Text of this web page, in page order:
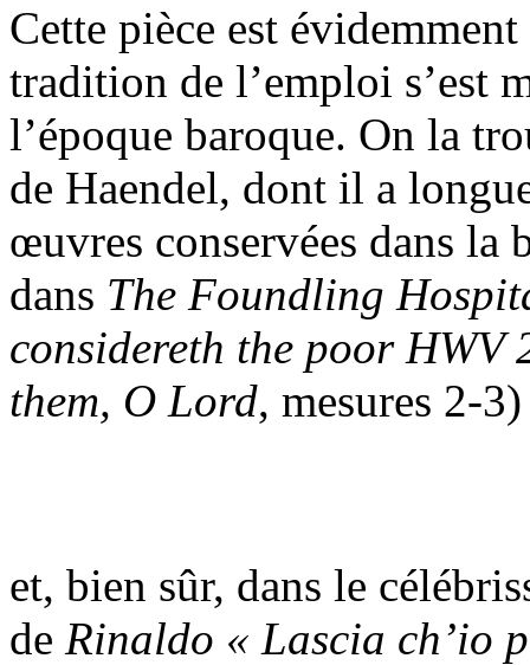
Cette pièce est
tradition de l’emploi s’est
l’époque baroque. On la
de Haendel, dont il a
œuvres conservées dans la
dans The Foundling
considereth the poor HWV
them, O Lord, mesures 2-3)
et, bien sûr, dans le
de Rinaldo « Lascia ch’io